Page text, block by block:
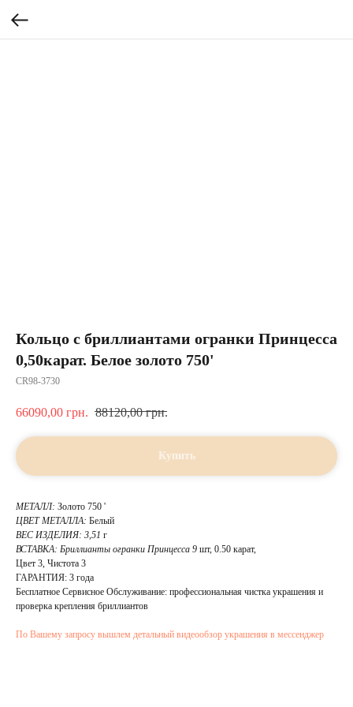
Кольцо с бриллиантами огранки Принцесса
0,50карат. Белое золото 750'
CR98-3730
66090,00 грн. 88120,00 грн.
Купить
МЕТАЛЛ: Золото 750 '
ЦВЕТ МЕТАЛЛА: Белый
ВЕС ИЗДЕЛИЯ: 3,51 г
ВСТАВКА: Бриллианты огранки Принцесса 9 шт, 0.50 карат,
Цвет 3, Чистота 3
ГАРАНТИЯ: 3 года
Бесплатное Сервисное Обслуживание: профессиональная чистка украшения и
проверка крепления бриллиантов
По Вашему запросу вышлем детальный видеообзор украшения в мессенджер